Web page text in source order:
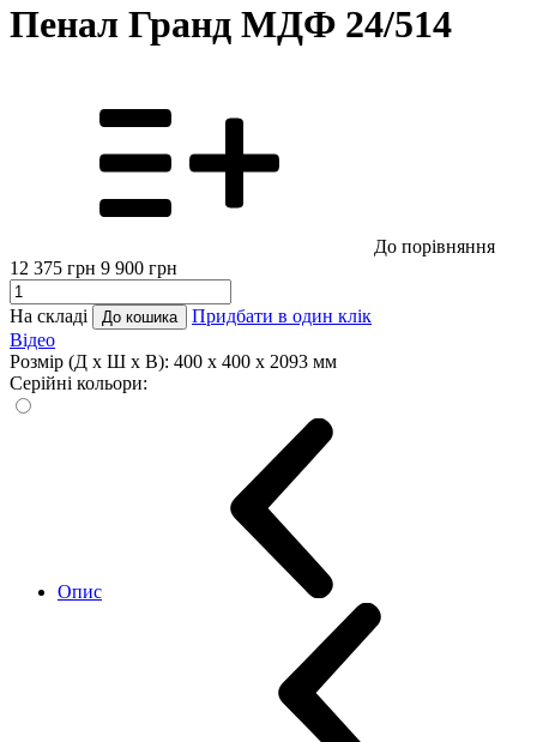
Пенал Гранд МДФ 24/514
До порівняння
12 375 грн 9 900 грн
На складі До кошика
Придбати в один клік
Відео
Розмір (Д x Ш x В): 400 x 400 x 2093 мм
Серійні кольори:
Опис